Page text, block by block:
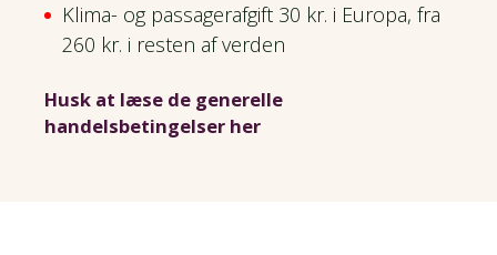
Klima- og passagerafgift 30 kr. i Europa, fra
260 kr. i resten af verden
Husk at læse de generelle
handelsbetingelser her